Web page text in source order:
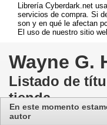
Librería Cyberdark.net
servicios de compra. Si
son y en qué le afectan
El uso de nuestro sitio
Wayne G.
Listado de
tienda
En este momento
autor